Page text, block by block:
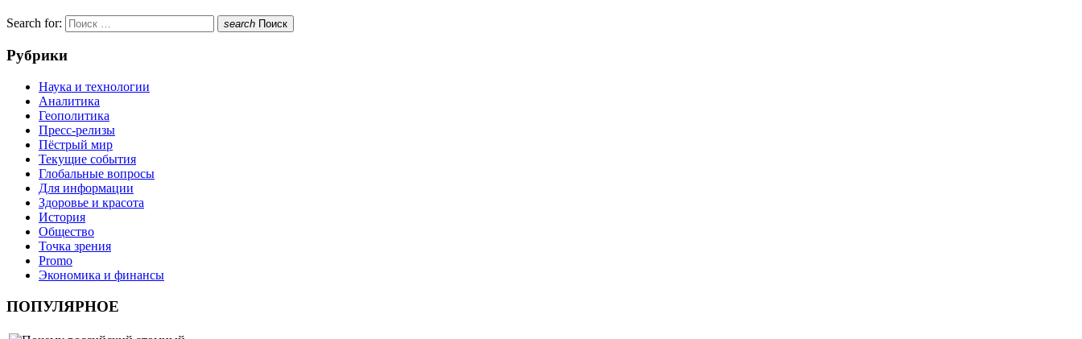
Search for: search Поиск
Рубрики
Наука и технологии
Аналитика
Геополитика
Пресс-релизы
Пёстрый мир
Текущие события
Глобальные вопросы
Для информации
Здоровье и красота
История
Общество
Точка зрения
Promo
Экономика и финансы
ПОПУЛЯРНОЕ